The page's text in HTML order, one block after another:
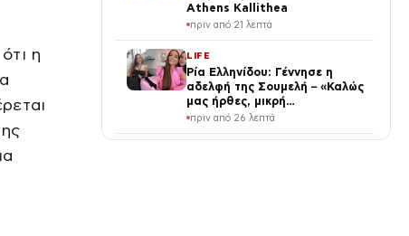
η
Athens Kallithea
πριν από 21 λεπτά
LIFE
Ρία Ελληνίδου: Γέννησε η
αδελφή της Σουμελή – «Καλώς
μας ήρθες, μικρή
πριγκίπισσα»
πριν από 26 λεπτά